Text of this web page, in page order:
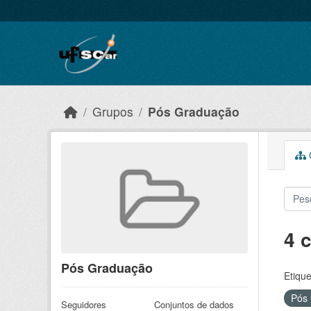
Grupos Pós Graduação
Pós Graduação
Seguidores Conjuntos de dados
4